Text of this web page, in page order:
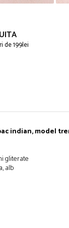
de 199lei
indian, model
gliterate
alb